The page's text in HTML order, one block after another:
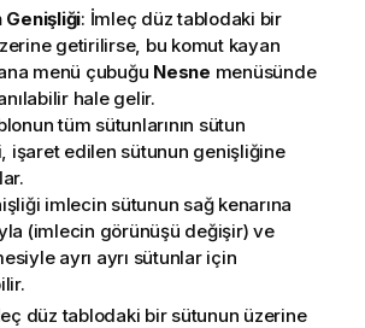
Genişliği: İmleç düz tablodaki bir
getirilirse, bu komut kayan
menü çubuğu Nesne menüsünde
hale gelir.
tüm sütunlarının sütun
işaret edilen sütunun genişliğine
imlecin sütunun sağ kenarına
(imlecin görünüşü değişir) ve
ayrı ayrı sütunlar için
düz tablodaki bir sütunun üzerine